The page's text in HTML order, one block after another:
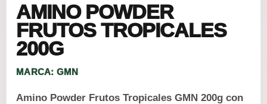
AMINO POWDER
FRUTOS TROPICALES
200G
MARCA: GMN
Amino Powder Frutos Tropicales GMN 200g con